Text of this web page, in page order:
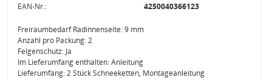
EAN-Nr.:
4250040366123
Freiraumbedarf Radinnenseite: 9 mm
Anzahl pro Packung: 2
Felgenschutz: Ja
Im Lieferumfang enthalten: Anleitung
Lieferumfang: 2 Stück Schneeketten, Montageanleitung